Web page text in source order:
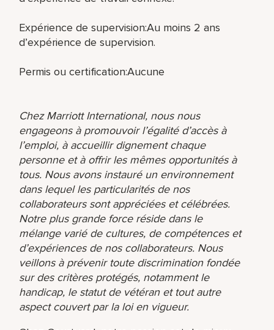
Expérience de supervision:Au moins 2 ans
d’expérience de supervision.
Permis ou certification:Aucune
Chez Marriott International, nous nous
engageons à promouvoir l’égalité d’accès à
l’emploi, à accueillir dignement chaque
personne et à offrir les mêmes opportunités à
tous. Nous avons instauré un environnement
dans lequel les particularités de nos
collaborateurs sont appréciées et célébrées.
Notre plus grande force réside dans le
mélange varié de cultures, de compétences et
d’expériences de nos collaborateurs. Nous
veillons à prévenir toute discrimination fondée
sur des critères protégés, notamment le
handicap, le statut de vétéran et tout autre
aspect couvert par la loi en vigueur.